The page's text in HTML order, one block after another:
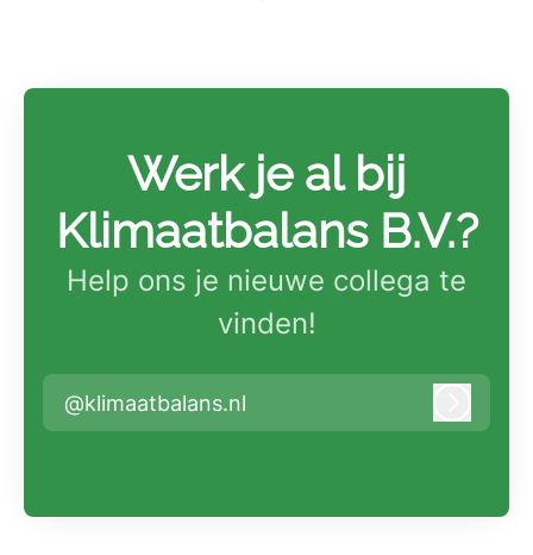
Werk je al bij
Klimaatbalans B.V.?
Help ons je nieuwe collega te
vinden!
@klimaatbalans.nl